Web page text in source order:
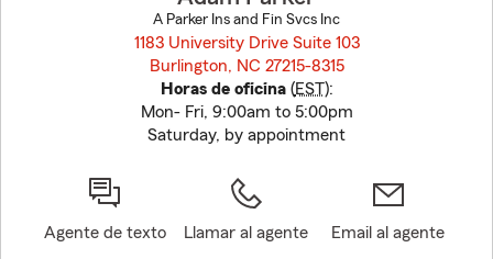
A Parker Ins and Fin Svcs Inc
1183 University Drive Suite 103
Burlington, NC 27215-8315
Horas de oficina(EST):
Mon- Fri, 9:00am to 5:00pm
Saturday, by appointment
Agente de texto Llamar al agente Email al agente